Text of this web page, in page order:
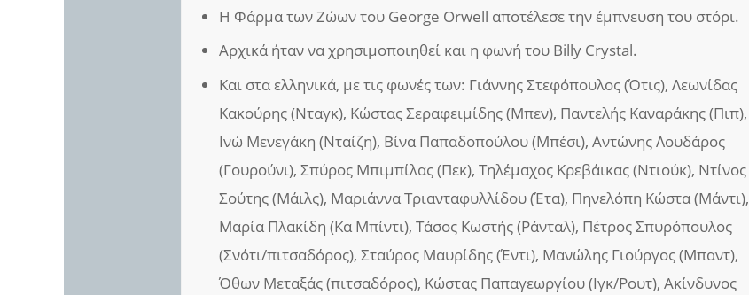
Η Φάρμα των Ζώων του George Orwell αποτέλεσε την έμπνευση του στόρι.
Αρχικά ήταν να χρησιμοποιηθεί και η φωνή του Billy Crystal.
Και στα ελληνικά, με τις φωνές των: Γιάννης Στεφόπουλος (Ότις), Λεωνίδας
Κακούρης (Νταγκ), Κώστας Σεραφειμίδης (Μπεν), Παντελής Καναράκης (Πιπ),
Ινώ Μενεγάκη (Νταίζη), Βίνα Παπαδοπούλου (Μπέσι), Αντώνης Λουδάρος
(Γουρούνι), Σπύρος Μπιμπίλας (Πεκ), Τηλέμαχος Κρεβάικας (Ντιούκ), Ντίνος
Σούτης (Μάιλς), Μαριάννα Τριανταφυλλίδου (Έτα), Πηνελόπη Κώστα (Μάντι),
Μαρία Πλακίδη (Κα Μπίντι), Τάσος Κωστής (Ράνταλ), Πέτρος Σπυρόπουλος
(Σνότι/πιτσαδόρος), Σταύρος Μαυρίδης (Έντι), Μανώλης Γιούργος (Μπαντ),
Όθων Μεταξάς (πιτσαδόρος), Κώστας Παπαγεωργίου (Ιγκ/Ρουτ), Ακίνδυνος